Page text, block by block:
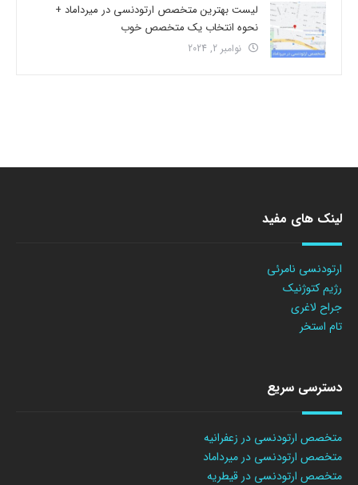
لیست بهترین متخصص ارتودنسی در میرداماد +
نحوه انتخاب یک متخصص خوب
نوامبر 2, 2024
لینک های مفید
ارتودنسی نامرئی
رژیم کتوژنیک
جراح لاغری
تام استخر
دسترسی سریع
متخصص ارتودنسی در زعفرانیه
متخصص ارتودنسی در میرداماد
متخصص ارتودنسی در قیطریه